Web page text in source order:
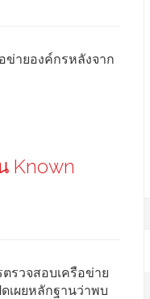
ข่ายองค์กรหลังจาก
Known
รวจสอบเครือข่าย
เผยหลักฐานว่าพบ